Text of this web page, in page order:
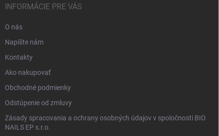
INFORMÁCIE PRE VÁS
O nás
Napíšte nám
Kontakty
Ako nakupovať
Obchodné podmienky
Odstúpenie od zmluvy
Zásady spracovania a ochrany osobných údajov v spoločnosti BIO
NAILS EP s.r.o.